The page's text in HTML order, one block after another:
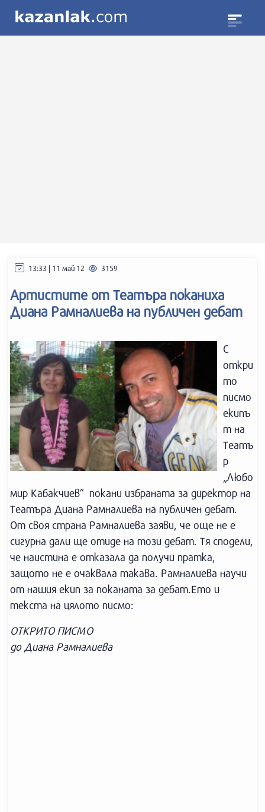
13:33 | 11 май 12 3159
Артистите от Театъра поканиха
Диана Рамналиева на публичен дебат
С
откри
то
писмо
екипъ
т на
Театъ
р
„Любо
мир Кабакчиев” покани избраната за директор на
Театъра Диана Рамналиева на публичен дебат.
От своя страна Рамналиева заяви, че още не е
сигурна дали ще отиде на този дебат. Тя сподели,
че наистина е отказала да получи пратка,
защото не е очаквала такава. Рамналиева научи
от нашия екип за поканата за дебат.Ето и
текста на цялото писмо:
ОТКРИТО ПИСМО
до Диана Рамналиева